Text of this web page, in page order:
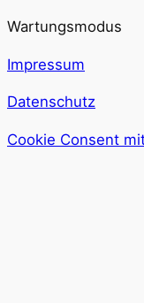
Wartungsmodus
Impressum
Datenschutz
Cookie Consent